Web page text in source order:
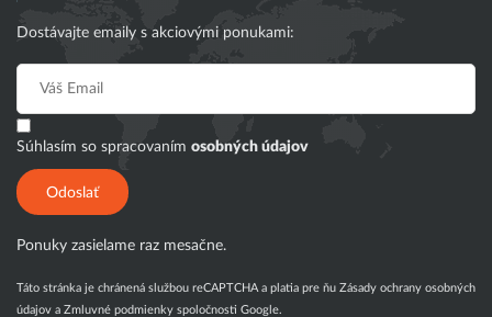
Dostávajte emaily s akciovými ponukami:
Súhlasím so spracovaním osobných údajov
Odoslať
Ponuky zasielame raz mesačne.
Táto stránka je chránená službou reCAPTCHA a platia pre ňu Zásady ochrany osobných
údajov a Zmluvné podmienky spoločnosti Google.